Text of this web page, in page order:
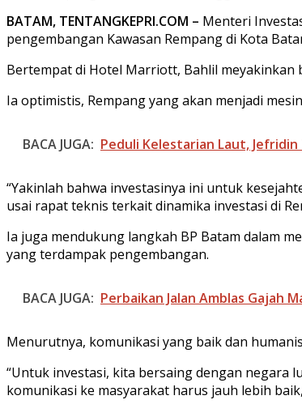
BATAM, TENTANGKEPRI.COM – Menteri
pengembangan Kawasan Rempang di Kota
Bertempat di Hotel Marriott, Bahlil meyakinkan
Ia optimistis, Rempang yang akan menjadi
BACA JUGA: Peduli Kelestarian Laut,
“Yakinlah bahwa investasinya ini untuk
usai rapat teknis terkait dinamika investasi di
Ia juga mendukung langkah BP Batam dalam
yang terdampak pengembangan.
BACA JUGA: Perbaikan Jalan Amblas Gajah
Menurutnya, komunikasi yang baik dan
“Untuk investasi, kita bersaing dengan negara
komunikasi ke masyarakat harus jauh lebih